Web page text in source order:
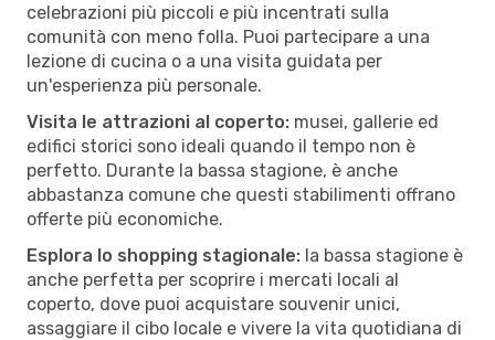
celebrazioni più piccoli e più incentrati sulla
comunità con meno folla. Puoi partecipare a una
lezione di cucina o a una visita guidata per
un'esperienza più personale.
Visita le attrazioni al coperto: musei, gallerie ed
edifici storici sono ideali quando il tempo non è
perfetto. Durante la bassa stagione, è anche
abbastanza comune che questi stabilimenti offrano
offerte più economiche.
Esplora lo shopping stagionale: la bassa stagione è
anche perfetta per scoprire i mercati locali al
coperto, dove puoi acquistare souvenir unici,
assaggiare il cibo locale e vivere la vita quotidiana di